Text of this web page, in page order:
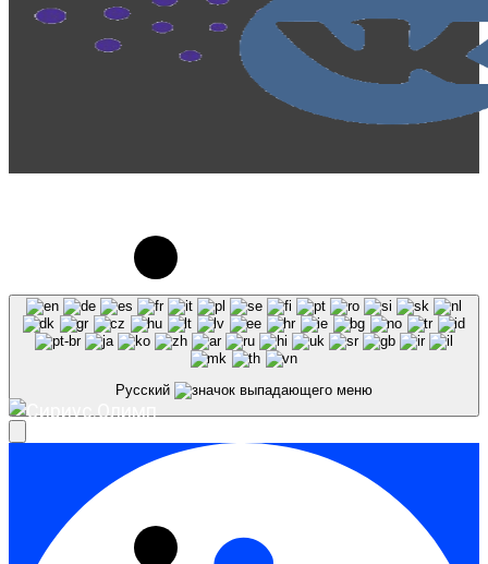
использовании материалов сайта galaktika64.ru
ссылка на источник обязательна.
Русский